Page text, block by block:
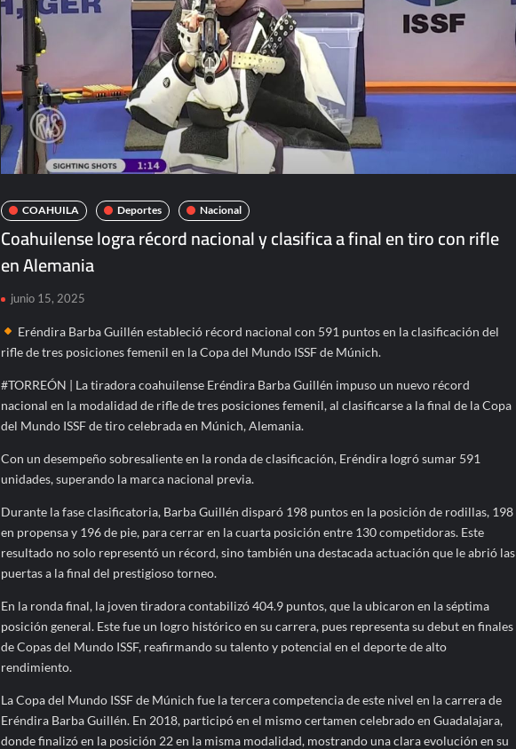
COAHUILA Deportes Nacional
Coahuilense logra récord nacional y clasifica a final en tiro con rifle
en Alemania
junio 15, 2025
Eréndira Barba Guillén estableció récord nacional con 591 puntos en la clasificación del
rifle de tres posiciones femenil en la Copa del Mundo ISSF de Múnich.
#TORREÓN | La tiradora coahuilense Eréndira Barba Guillén impuso un nuevo récord
nacional en la modalidad de rifle de tres posiciones femenil, al clasificarse a la final de la Copa
del Mundo ISSF de tiro celebrada en Múnich, Alemania.
Con un desempeño sobresaliente en la ronda de clasificación, Eréndira logró sumar 591
unidades, superando la marca nacional previa.
Durante la fase clasificatoria, Barba Guillén disparó 198 puntos en la posición de rodillas, 198
en propensa y 196 de pie, para cerrar en la cuarta posición entre 130 competidoras. Este
resultado no solo representó un récord, sino también una destacada actuación que le abrió las
puertas a la final del prestigioso torneo.
En la ronda final, la joven tiradora contabilizó 404.9 puntos, que la ubicaron en la séptima
posición general. Este fue un logro histórico en su carrera, pues representa su debut en finales
de Copas del Mundo ISSF, reafirmando su talento y potencial en el deporte de alto
rendimiento.
La Copa del Mundo ISSF de Múnich fue la tercera competencia de este nivel en la carrera de
Eréndira Barba Guillén. En 2018, participó en el mismo certamen celebrado en Guadalajara,
donde finalizó en la posición 22 en la misma modalidad, mostrando una clara evolución en su